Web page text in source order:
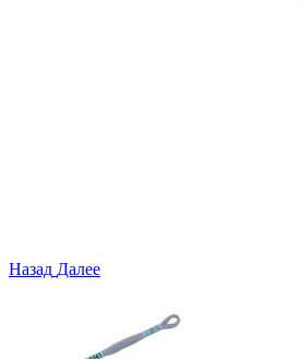
Назад Далее